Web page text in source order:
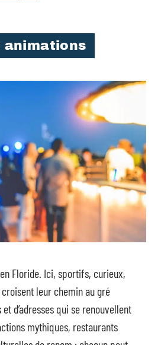
animations
Floride. Ici, sportifs, curieux,
leur chemin au gré
d’adresses qui se renouvellent
mythiques, restaurants